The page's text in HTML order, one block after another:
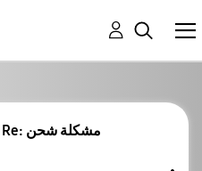
Re: مشكلة شحن